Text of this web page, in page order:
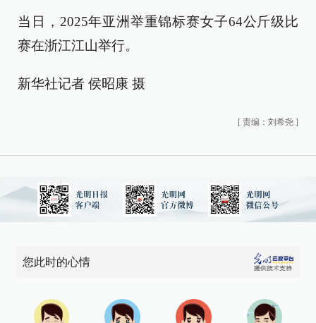
当日，2025年亚洲举重锦标赛女子64公斤级比
赛在浙江江山举行。
新华社记者 侯昭康 摄
[ 责编：刘希尧 ]
您此时的心情